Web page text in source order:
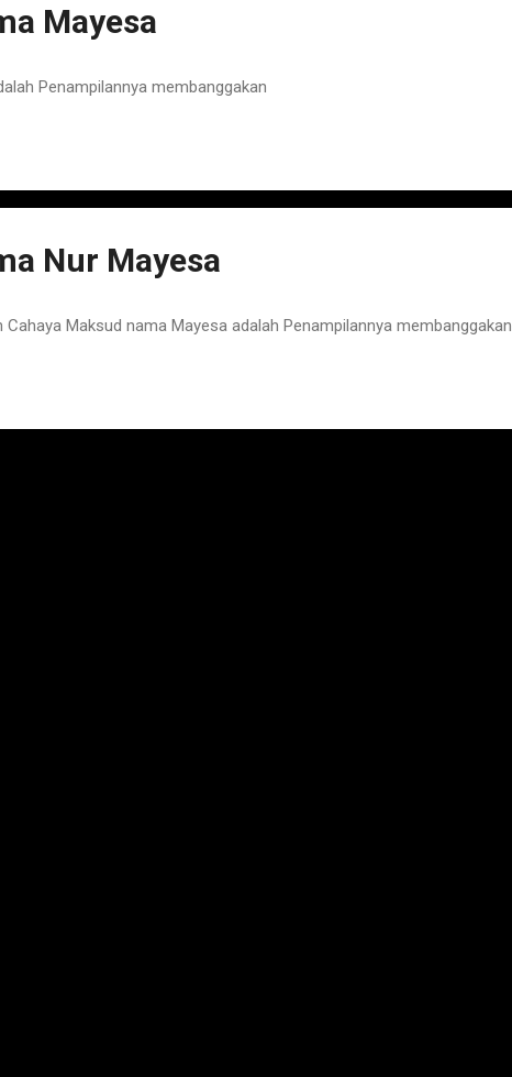
Mayesa
Penampilannya membanggakan
Nur Mayesa
Maksud nama Mayesa adalah Penampilannya membanggakan